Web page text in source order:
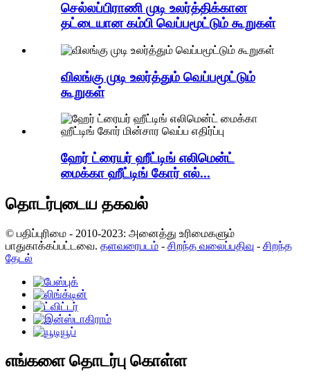
செல்லப்பிராணி முடி உலர்த்திக்கான
தட்டையான கம்பி வெப்பமூட்டும் கூறுகள்
விலங்கு முடி உலர்த்தும் வெப்பமூட்டும்
கூறுகள்
ஹேர் ட்ரையர் ஹீட்டிங் எலிமென்ட்
மைக்கா ஹீட்டிங் கோர் எல்...
தொடர்புடைய தகவல்
© பதிப்புரிமை - 2010-2023: அனைத்து உரிமைகளும்
பாதுகாக்கப்பட்டவை. தளவரைபடம் - சிறந்த வலைப்பதிவு - சிறந்த
தேடல்
எங்களை தொடர்பு கொள்ள